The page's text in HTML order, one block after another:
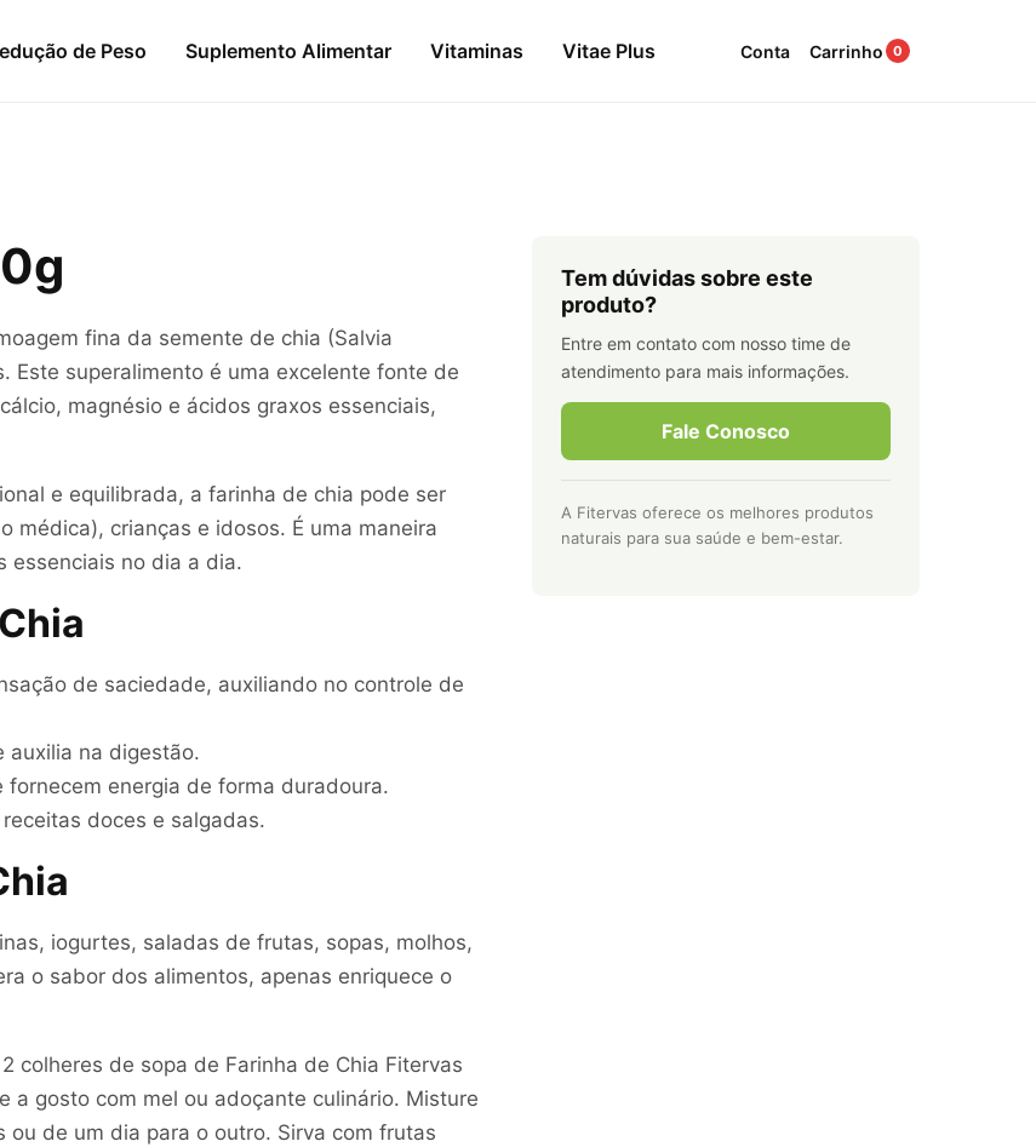
de Peso Suplemento Alimentar Vitaminas Vitae Plus Conta Carrinho 0
fina da semente de chia (Salvia
Este superalimento é uma excelente fonte de
magnésio e ácidos graxos essenciais,
e equilibrada, a farinha de chia pode ser
médica), crianças e idosos. É uma maneira
essenciais no dia a dia.
de saciedade, auxiliando no controle de
auxilia na digestão.
fornecem energia de forma duradoura.
doces e salgadas.
iogurtes, saladas de frutas, sopas, molhos,
o sabor dos alimentos, apenas enriquece o
colheres de sopa de Farinha de Chia Fitervas
a gosto com mel ou adoçante culinário. Misture
de um dia para o outro. Sirva com frutas
Tem dúvidas sobre este
produto?
Entre em contato com nosso time de
atendimento para mais informações.
Fale Conosco
A Fitervas oferece os melhores produtos
naturais para sua saúde e bem-estar.